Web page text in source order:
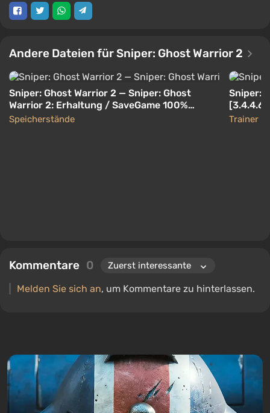
Andere Dateien für Sniper: Ghost Warrior 2
Sniper: Ghost Warrior 2 — Sniper: Ghost
Warrior 2: Erhaltung / SaveGame 100%
(Kampagne und DLC wurden für maximale
Speicherstände
Sniper:
Trainer
Kommentare 0
Melden Sie sich an, um Kommentare zu hinterlassen.